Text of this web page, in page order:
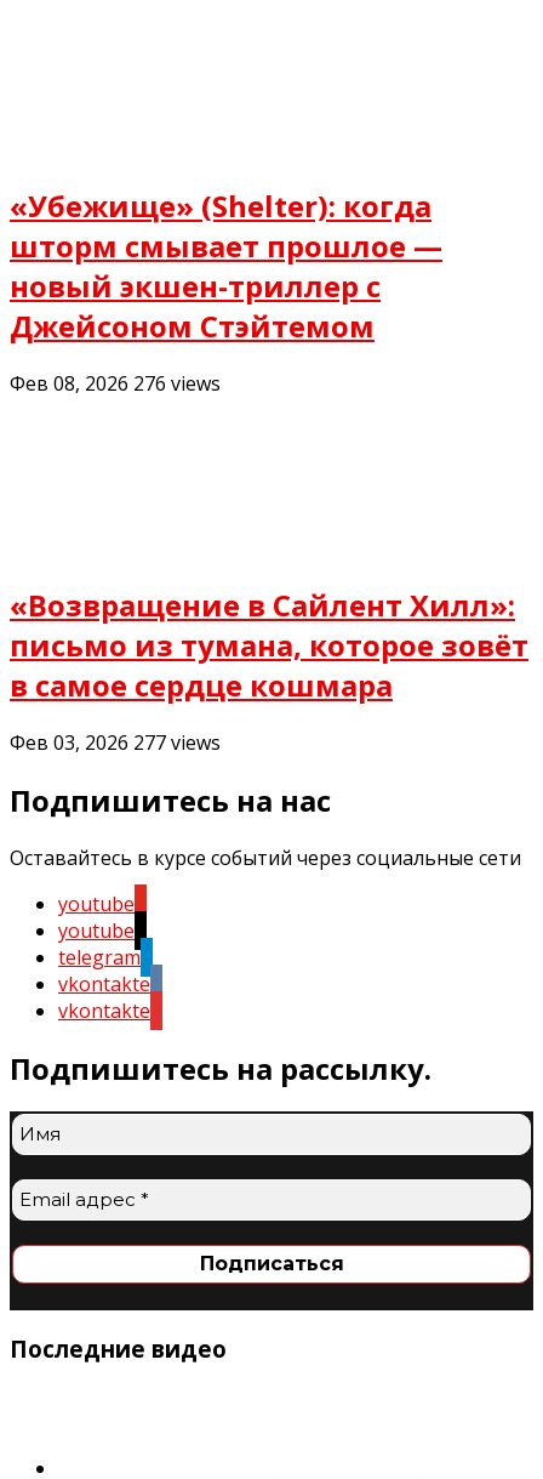
«Убежище» (Shelter): когда
шторм смывает прошлое —
новый экшен-триллер с
Джейсоном Стэйтемом
Фев 08, 2026 276 views
«Возвращение в Сайлент Хилл»:
письмо из тумана, которое зовёт
в самое сердце кошмара
Фев 03, 2026 277views
Подпишитесь на нас
Оставайтесь в курсе событий через социальные сети
youtube
youtube
telegram
vkontakte
vkontakte
Подпишитесь на рассылку.
Последние видео